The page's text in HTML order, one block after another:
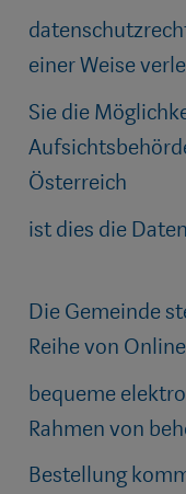
einer Weise
Sie die
Österreich
ist dies die
Die Gemeinde
Reihe von
bequeme
Rahmen von
Bestellung